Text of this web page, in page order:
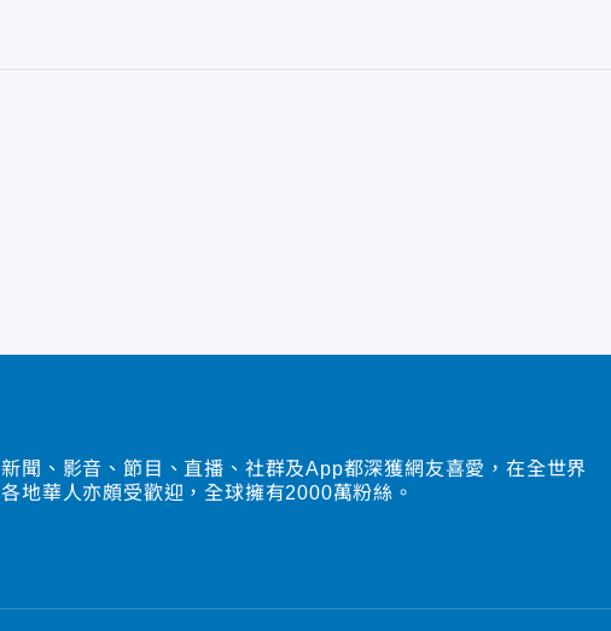
新聞、影音、節目、直播、社群及App都深獲網友喜愛，在全世界
各地華人亦頗受歡迎，全球擁有2000萬粉絲。